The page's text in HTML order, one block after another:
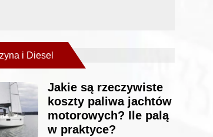
i Diesel
Jakie są rzeczywiste
koszty paliwa jachtów
motorowych? Ile palą
w praktyce?